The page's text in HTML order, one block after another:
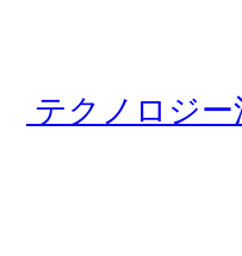
テクノロジ